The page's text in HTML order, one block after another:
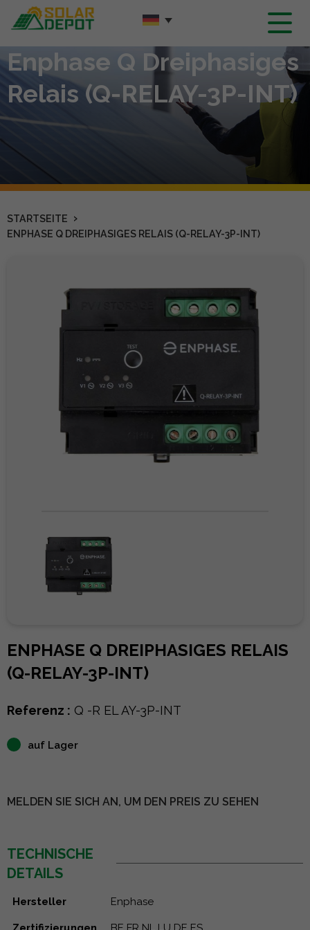
Hauptinhalt
Enphase Q Dreiphasiges
Relais (Q-RELAY-3P-INT)
STARTSEITE ›
ENPHASE Q DREIPHASIGES RELAIS (Q-RELAY-3P-INT)
ENPHASE Q DREIPHASIGES RELAIS
(Q-RELAY-3P-INT)
Referenz : Q -R EL AY-3P-INT
auf Lager
MELDEN SIE SICH AN, UM DEN PREIS ZU SEHEN
TECHNISCHE
DETAILS
Hersteller Enphase